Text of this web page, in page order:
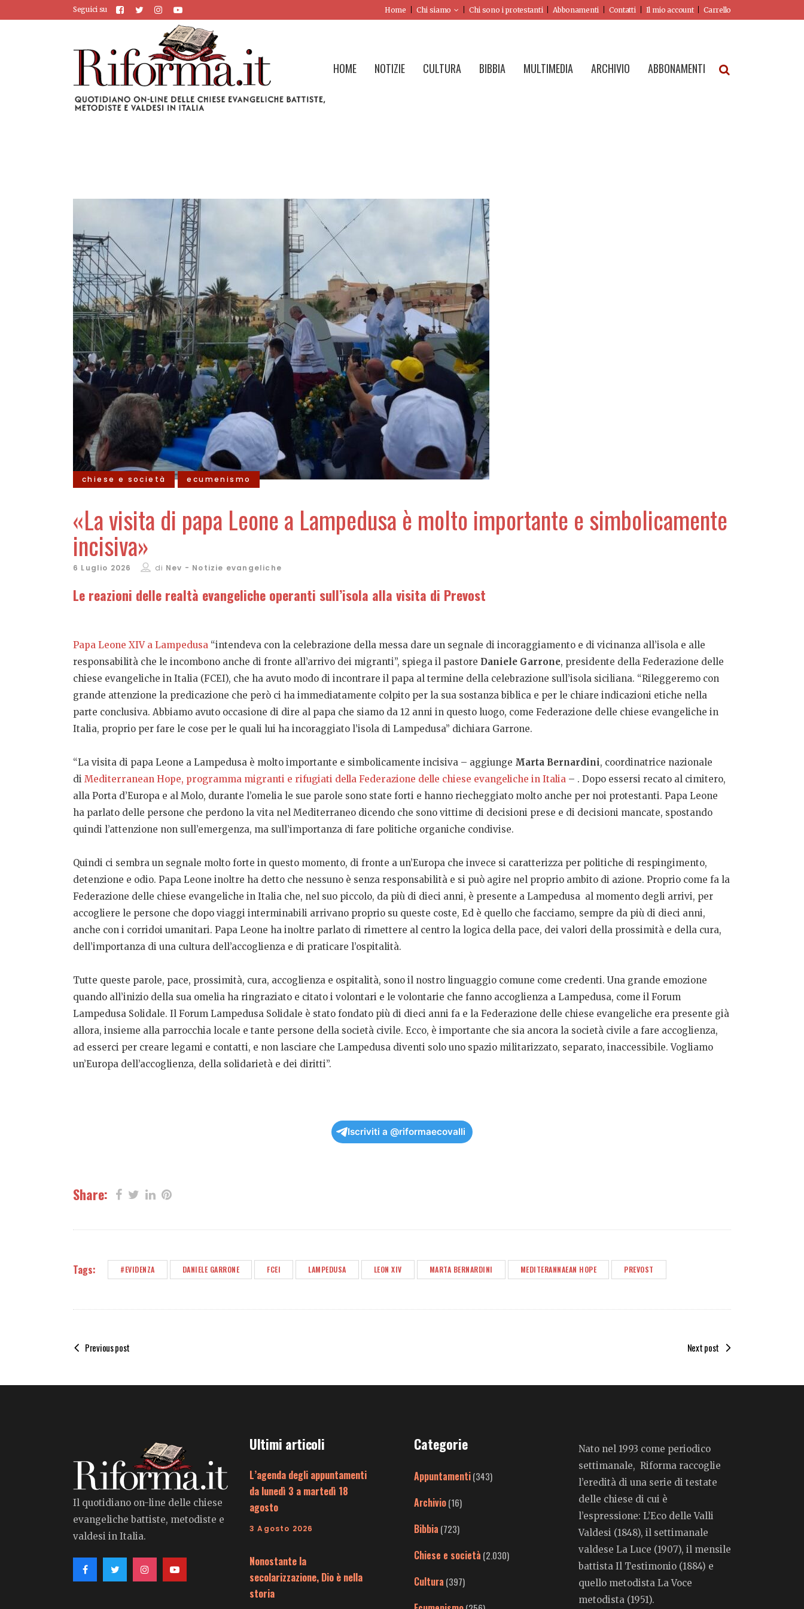
Seguici su Home Chi siamo Chi sono i protestanti Abbonamenti Contatti Il mio account Carrello
HOME NOTIZIE CULTURA BIBBIA MULTIMEDIA ARCHIVIO ABBONAMENTI
chiese e società ecumenismo
«La visita di papa Leone a Lampedusa è molto importante e simbolicamente
incisiva»
6 Luglio 2026 di Nev - Notizie evangeliche
Le reazioni delle realtà evangeliche operanti sull’isola alla visita di Prevost
Papa Leone XIV a Lampedusa “intendeva con la celebrazione della messa dare un segnale di incoraggiamento e di vicinanza all’isola e alle
responsabilità che le incombono anche di fronte all’arrivo dei migranti”, spiega il pastore Daniele Garrone, presidente della Federazione delle
chiese evangeliche in Italia (FCEI), che ha avuto modo di incontrare il papa al termine della celebrazione sull’isola siciliana. “Rileggeremo con
grande attenzione la predicazione che però ci ha immediatamente colpito per la sua sostanza biblica e per le chiare indicazioni etiche nella
parte conclusiva. Abbiamo avuto occasione di dire al papa che siamo da 12 anni in questo luogo, come Federazione delle chiese evangeliche in
Italia, proprio per fare le cose per le quali lui ha incoraggiato l’isola di Lampedusa” dichiara Garrone.
“La visita di papa Leone a Lampedusa è molto importante e simbolicamente incisiva – aggiunge Marta Bernardini, coordinatrice nazionale
di Mediterranean Hope, programma migranti e rifugiati della Federazione delle chiese evangeliche in Italia – . Dopo essersi recato al cimitero,
alla Porta d’Europa e al Molo, durante l’omelia le sue parole sono state forti e hanno riecheggiato molto anche per noi protestanti. Papa Leone
ha parlato delle persone che perdono la vita nel Mediterraneo dicendo che sono vittime di decisioni prese e di decisioni mancate, spostando
quindi l’attenzione non sull’emergenza, ma sull’importanza di fare politiche organiche condivise.
Quindi ci sembra un segnale molto forte in questo momento, di fronte a un’Europa che invece si caratterizza per politiche di respingimento,
detenzione e odio. Papa Leone inoltre ha detto che nessuno è senza responsabilità e si può agire nel proprio ambito di azione. Proprio come fa la
Federazione delle chiese evangeliche in Italia che, nel suo piccolo, da più di dieci anni, è presente a Lampedusa al momento degli arrivi, per
accogliere le persone che dopo viaggi interminabili arrivano proprio su queste coste, Ed è quello che facciamo, sempre da più di dieci anni,
anche con i corridoi umanitari. Papa Leone ha inoltre parlato di rimettere al centro la logica della pace, dei valori della prossimità e della cura,
dell’importanza di una cultura dell’accoglienza e di praticare l’ospitalità.
Tutte queste parole, pace, prossimità, cura, accoglienza e ospitalità, sono il nostro linguaggio comune come credenti. Una grande emozione
quando all’inizio della sua omelia ha ringraziato e citato i volontari e le volontarie che fanno accoglienza a Lampedusa, come il Forum
Lampedusa Solidale. Il Forum Lampedusa Solidale è stato fondato più di dieci anni fa e la Federazione delle chiese evangeliche era presente già
allora, insieme alla parrocchia locale e tante persone della società civile. Ecco, è importante che sia ancora la società civile a fare accoglienza,
ad esserci per creare legami e contatti, e non lasciare che Lampedusa diventi solo uno spazio militarizzato, separato, inaccessibile. Vogliamo
un’Europa dell’accoglienza, della solidarietà e dei diritti”.
Iscriviti a @riformaecovalli
Share:
Tags: #EVIDENZA DANIELE GARRONE FCEI LAMPEDUSA LEON XIV MARTA BERNARDINI MEDITERANNAEAN HOPE PREVOST
Previous post Next post
Il quotidiano on-line delle chiese
evangeliche battiste, metodiste e
valdesi in Italia.
Ultimi articoli
L’agenda degli appuntamenti
da lunedì 3 a martedì 18
agosto
3 Agosto 2026
Nonostante la
secolarizzazione, Dio è nella
storia
Categorie
Appuntamenti(343)
Archivio(16)
Bibbia (723)
Chiese e società (2.030)
Cultura (397)
Nato nel 1993 come periodico
settimanale, Riforma raccoglie
l’eredità di una serie di testate
delle chiese di cui è
l’espressione: L’Eco delle Valli
Valdesi (1848), il settimanale
valdese La Luce (1907), il mensile
battista Il Testimonio (1884) e
quello metodista La Voce
metodista (1951).